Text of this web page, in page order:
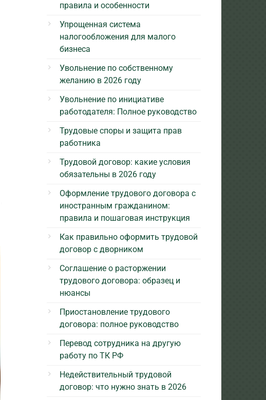
правила и особенности
Упрощенная система
налогообложения для малого
бизнеса
Увольнение по собственному
желанию в 2026 году
Увольнение по инициативе
работодателя: Полное руководство
Трудовые споры и защита прав
работника
Трудовой договор: какие условия
обязательны в 2026 году
Оформление трудового договора с
иностранным гражданином:
правила и пошаговая инструкция
Как правильно оформить трудовой
договор с дворником
Соглашение о расторжении
трудового договора: образец и
нюансы
Приостановление трудового
договора: полное руководство
Перевод сотрудника на другую
работу по ТК РФ
Недействительный трудовой
договор: что нужно знать в 2026